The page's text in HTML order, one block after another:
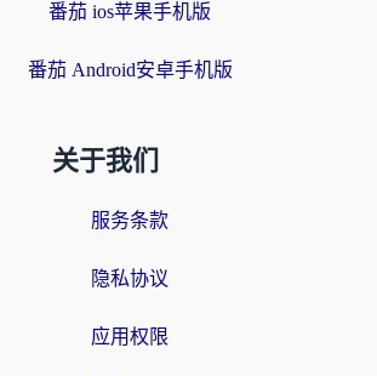
番茄 ios苹果手机版
番茄 Android安卓手机版
关于我们
服务条款
隐私协议
应用权限